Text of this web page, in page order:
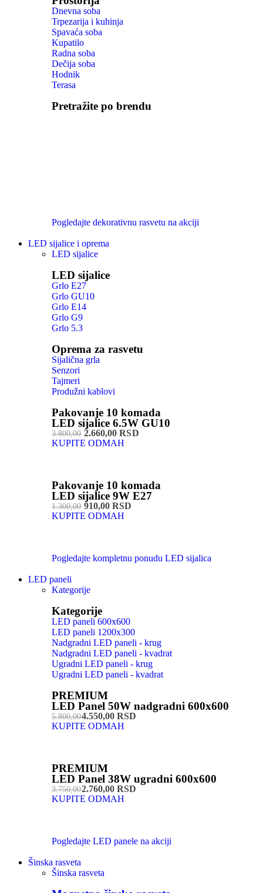
Dnevna soba
Trpezarija i kuhinja
Spavaća soba
Kupatilo
Radna soba
Dečija soba
Hodnik
Terasa
Pretražite po brendu
Pogledajte dekorativnu rasvetu na akciji
LED sijalice i oprema
LED sijalice
LED sijalice
Grlo E27
Grlo GU10
Grlo E14
Grlo G9
Grlo 5.3
Oprema za rasvetu
Sijalična grla
Senzori
Tajmeri
Produžni kablovi
Pakovanje 10 komada
LED sijalice 6.5W GU10
3.800,002.660,00 RSD
KUPITE ODMAH
Pakovanje 10 komada
LED sijalice 9W E27
1.300,00910,00 RSD
KUPITE ODMAH
Pogledajte kompletnu ponudu LED sijalica
LED paneli
Kategorije
Kategorije
LED paneli 600x600
LED paneli 1200x300
Nadgradni LED paneli - krug
Nadgradni LED paneli - kvadrat
Ugradni LED paneli - krug
Ugradni LED paneli - kvadrat
PREMIUM
LED Panel 50W nadgradni 600x600
5.800,004.550,00 RSD
KUPITE ODMAH
PREMIUM
LED Panel 38W ugradni 600x600
3.750,002.760,00 RSD
KUPITE ODMAH
Pogledajte LED panele na akciji
Šinska rasveta
Šinska rasveta